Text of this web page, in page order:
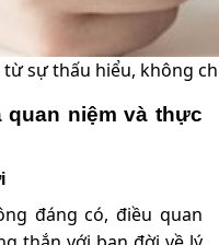
sự thấu hiểu, không
quan niệm và thực
đáng có, điều quan